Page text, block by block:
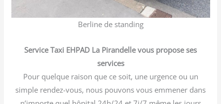
Berline de standing
Service Taxi EHPAD La Pirandelle vous propose ses
services
Pour quelque raison que ce soit, une urgence ou un
simple rendez-vous, nous pouvons vous emmener dans